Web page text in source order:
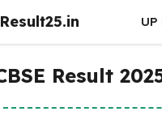
Result25.in
Result